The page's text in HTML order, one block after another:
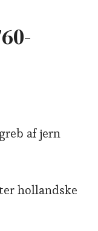
af jern
hollandske